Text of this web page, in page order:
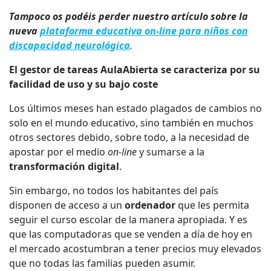
Tampoco os podéis perder nuestro artículo sobre la
nuevaplataforma educativa on-line para niños con
discapacidad neurológica.
El gestor de tareas AulaAbierta se caracteriza por su
facilidad de uso y su bajo coste
Los últimos meses han estado plagados de cambios no
solo en el mundo educativo, sino también en muchos
otros sectores debido, sobre todo, a la necesidad de
apostar por el medio on-liney sumarse a la
transformación digital.
Sin embargo, no todos los habitantes del país
disponen de acceso a un ordenadorque les permita
seguir el curso escolar de la manera apropiada. Y es
que las computadoras que se venden a día de hoy en
el mercado acostumbran a tener precios muy elevados
que no todas las familias pueden asumir.